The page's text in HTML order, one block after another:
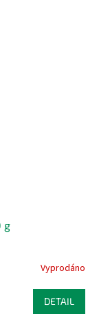
g
Vyprodáno
DETAIL